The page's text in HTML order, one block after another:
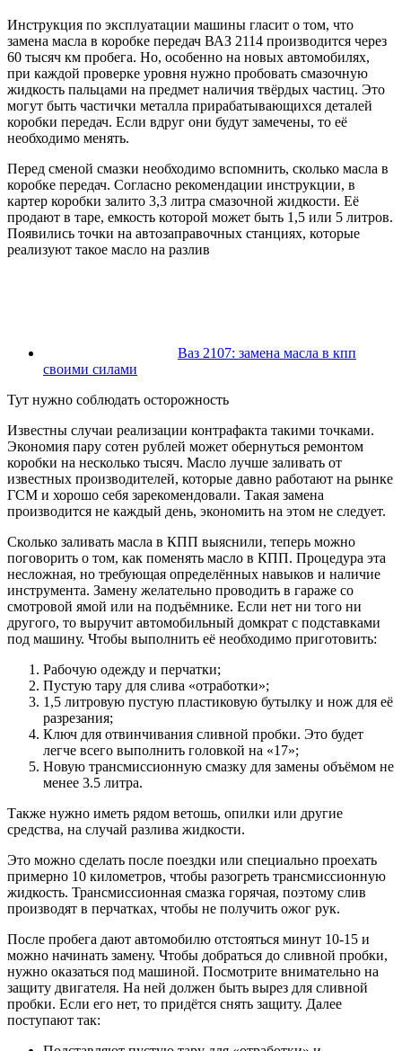
Инструкция по эксплуатации машины гласит о том, что
замена масла в коробке передач ВАЗ 2114 производится через
60 тысяч км пробега. Но, особенно на новых автомобилях,
при каждой проверке уровня нужно пробовать смазочную
жидкость пальцами на предмет наличия твёрдых частиц. Это
могут быть частички металла прирабатывающихся деталей
коробки передач. Если вдруг они будут замечены, то её
необходимо менять.
Перед сменой смазки необходимо вспомнить, сколько масла в
коробке передач. Согласно рекомендации инструкции, в
картер коробки залито 3,3 литра смазочной жидкости. Её
продают в таре, емкость которой может быть 1,5 или 5 литров.
Появились точки на автозаправочных станциях, которые
реализуют такое масло на разлив
Ваз 2107: замена масла в кпп
своими силами
Тут нужно соблюдать осторожность
Известны случаи реализации контрафакта такими точками.
Экономия пару сотен рублей может обернуться ремонтом
коробки на несколько тысяч. Масло лучше заливать от
известных производителей, которые давно работают на рынке
ГСМ и хорошо себя зарекомендовали. Такая замена
производится не каждый день, экономить на этом не следует.
Сколько заливать масла в КПП выяснили, теперь можно
поговорить о том, как поменять масло в КПП. Процедура эта
несложная, но требующая определённых навыков и наличие
инструмента. Замену желательно проводить в гараже со
смотровой ямой или на подъёмнике. Если нет ни того ни
другого, то выручит автомобильный домкрат с подставками
под машину. Чтобы выполнить её необходимо приготовить:
Рабочую одежду и перчатки;
Пустую тару для слива «отработки»;
1,5 литровую пустую пластиковую бутылку и нож для её
разрезания;
Ключ для отвинчивания сливной пробки. Это будет
легче всего выполнить головкой на «17»;
Новую трансмиссионную смазку для замены объёмом не
менее 3.5 литра.
Также нужно иметь рядом ветошь, опилки или другие
средства, на случай разлива жидкости.
Это можно сделать после поездки или специально проехать
примерно 10 километров, чтобы разогреть трансмиссионную
жидкость. Трансмиссионная смазка горячая, поэтому слив
производят в перчатках, чтобы не получить ожог рук.
После пробега дают автомобилю отстояться минут 10-15 и
можно начинать замену. Чтобы добраться до сливной пробки,
нужно оказаться под машиной. Посмотрите внимательно на
защиту двигателя. На ней должен быть вырез для сливной
пробки. Если его нет, то придётся снять защиту. Далее
поступают так: